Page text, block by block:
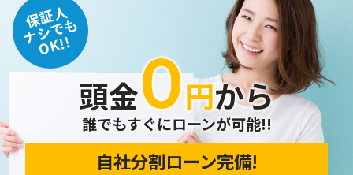
個人情報の訂正･削除・開示
ご本人から、登録されている個人情報について訂正・削除・
開示の請求があった場合は、迅速に対応いたします。
当ホームページが保有する個人情報の取り扱い、および訂
正・削除・開示等に関するお問い合わせ先は、以下の通りで
個人情報保護担当窓口
保証人
ナシでも
OK!!
頭金０円から
誰でもすぐにローンが可能!!
自社分割ローン完備!